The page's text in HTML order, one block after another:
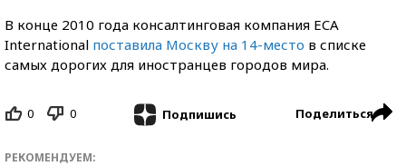
В конце 2010 года консалтинговая компания ECA
International поставила Москву на 14-место в списке
самых дорогих для иностранцев городов мира.
0 0 Подпишись Поделиться
РЕКОМЕНДУЕМ: